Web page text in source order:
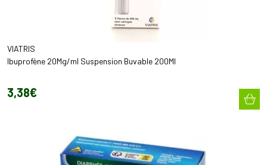
VIATRIS
Ibuprofène 20Mg/ml Suspension Buvable 200Ml
3,38€